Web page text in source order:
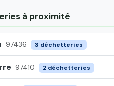
à proximité
97436 3 déchetteries
97410 2 déchetteries